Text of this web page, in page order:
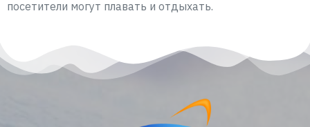
посетители могут плавать и отдыхать.